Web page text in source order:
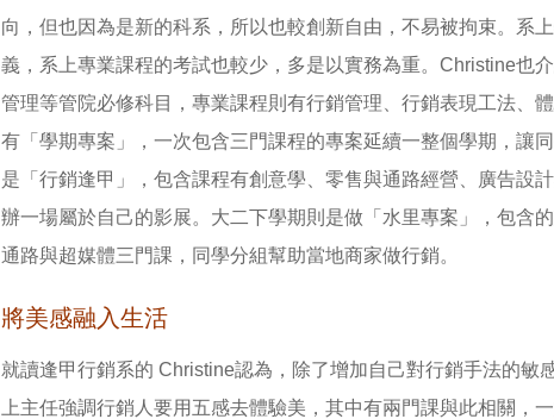
向，但也因為是新的科系，所以也較創新自由，不易被拘束。系
義，系上專業課程的考試也較少，多是以實務為重。Christine也
管理等管院必修科目，專業課程則有行銷管理、行銷表現工法、
有「學期專案」，一次包含三門課程的專案延續一整個學期，讓
是「行銷逢甲」，包含課程有創意學、零售與通路經營、廣告設
辦一場屬於自己的影展。大二下學期則是做「水里專案」，包含
通路與超媒體三門課，同學分組幫助當地商家做行銷。
將美感融入生活
就讀逢甲行銷系的 Christine認為，除了增加自己對行銷手法的敏
上主任強調行銷人要用五感去體驗美，其中有兩門課與此相關，